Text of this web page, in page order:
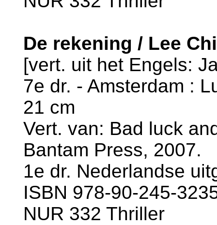
De rekening / Lee
[vert. uit het Engels:
7e dr. - Amsterdam :
21 cm
Vert. van: Bad luck
Bantam Press, 2007.
1e dr. Nederlandse
ISBN 978-90-245-
NUR 332 Thriller